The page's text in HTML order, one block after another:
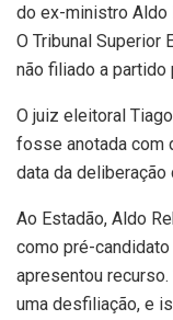
do ex-ministro Aldo
O Tribunal Superior
não filiado a partido
O juiz eleitoral
fosse anotada com
data da deliberação
Ao Estadão, Aldo
como pré-
apresentou recurso.
uma desfiliação, e